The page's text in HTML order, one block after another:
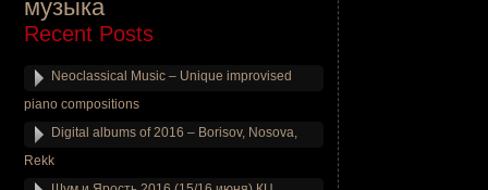
музыка
Recent Posts
Neoclassical Music – Unique improvised
piano compositions
Digital albums of 2016 – Borisov, Nosova,
Rekk